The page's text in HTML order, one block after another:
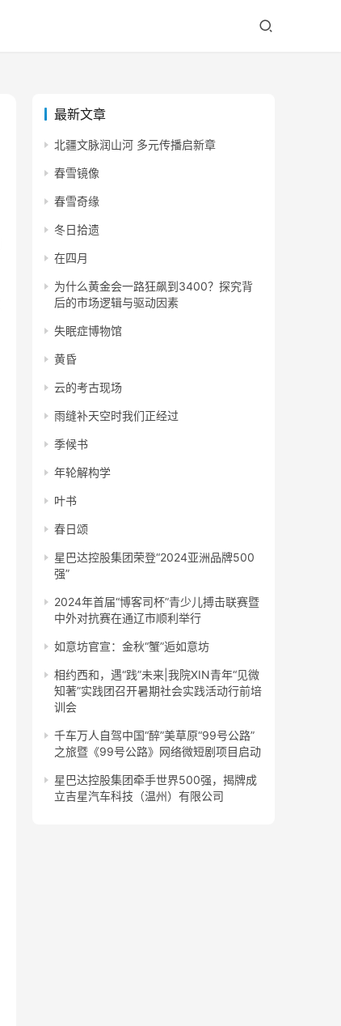
最新文章
北疆文脉润山河 多元传播启新章
春雪镜像
春雪奇缘
冬日拾遗
在四月
为什么黄金会一路狂飙到3400？探究背
后的市场逻辑与驱动因素
失眠症博物馆
黄昏
云的考古现场
雨缝补天空时我们正经过
季候书
年轮解构学
叶书
春日颂
星巴达控股集团荣登“2024亚洲品牌500
强”
2024年首届“博客司杯”青少儿搏击联赛暨
中外对抗赛在通辽市顺利举行
如意坊官宣：金秋“蟹”逅如意坊
相约西和，遇“践”未来|我院XIN青年“见微
知著”实践团召开暑期社会实践活动行前培
训会
千车万人自驾中国“醉”美草原“99号公路”
之旅暨《99号公路》网络微短剧项目启动
星巴达控股集团牵手世界500强，揭牌成
立吉星汽车科技（温州）有限公司